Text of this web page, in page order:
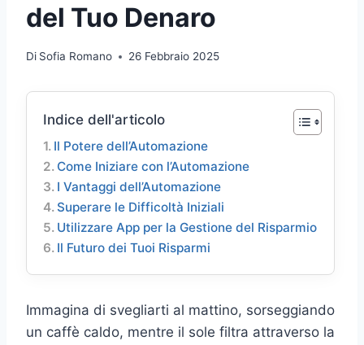
del Tuo Denaro
Di Sofia Romano 26 Febbraio 2025
Indice dell'articolo
Il Potere dell’Automazione
Come Iniziare con l’Automazione
I Vantaggi dell’Automazione
Superare le Difficoltà Iniziali
Utilizzare App per la Gestione del Risparmio
Il Futuro dei Tuoi Risparmi
Immagina di svegliarti al mattino, sorseggiando
un caffè caldo, mentre il sole filtra attraverso la